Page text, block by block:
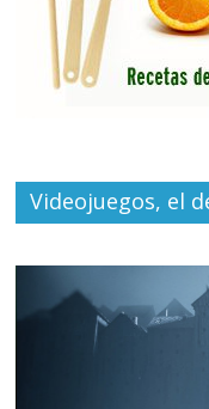
Videojuegos, el